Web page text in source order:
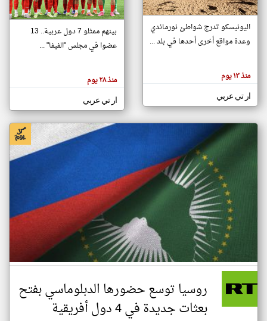
تغيير الدولة
اخبار جزر القمر على مدار الساعة
أهم اخبار جزر القمر العاجلة والمباشرة
هنا عن
وجهة
كاتبيها.
اليونيسكو تدرج شواطئ نورماندي
وعدة مواقع أخرى أحدها في بلد ...
منذ ١٣ يوم
ار تي عربي
بينهم ممثلو 7 دول عربية.. 13
عضوا في مجلس "الفيفا" ...
منذ ٢٨ يوم
ار تي عربي
روسيا توسع حضورها الدبلوماسي بفتح
بعثات جديدة في 4 دول أفريقية
klyoum.com